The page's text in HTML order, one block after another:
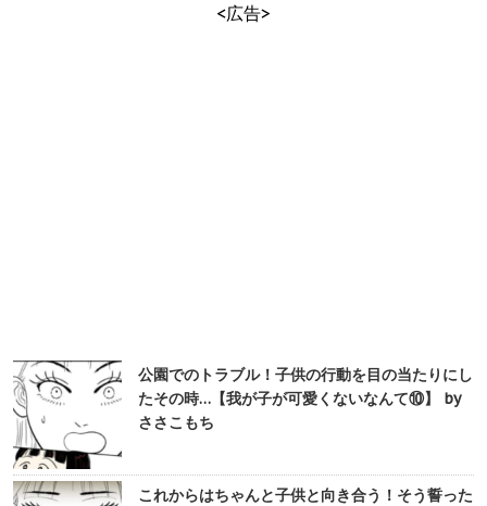
<広告>
公園でのトラブル！子供の行動を目の当たりにし
たその時…【我が子が可愛くないなんて⑩】 by
ささこもち
これからはちゃんと子供と向き合う！そう誓った